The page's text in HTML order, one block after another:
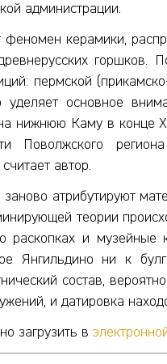
администрации.
феномен керамики,
горшков.
пермской
уделяет основное
нижнюю Каму в конце
Поволжского
автор.
заново атрибутируют
теории
раскопках и
Янгильдино ни к
состав,
и датировка
загрузить в